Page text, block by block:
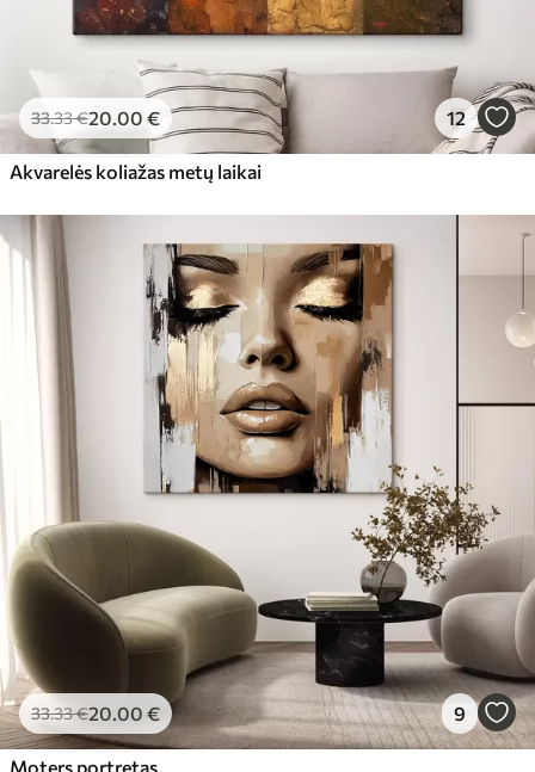
33.33€20.00 € 12
Akvarelės koliažas metų laikai
33.33€20.00 € 9
Moters portretas